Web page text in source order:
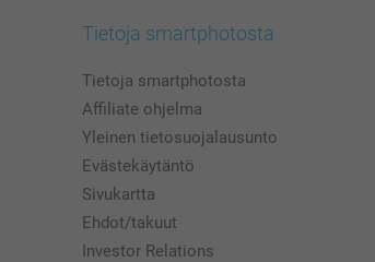
Tietoja smartphotosta
Tietoja smartphotosta
Affiliate ohjelma
Yleinen tietosuojalausunto
Evästekäytäntö
Sivukartta
Ehdot/takuut
Investor Relations